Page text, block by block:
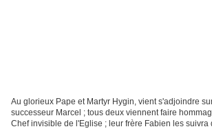
Au glorieux Pape et Martyr Hygin, vient s'adjoindre
successeur Marcel ; tous deux viennent faire
Chef invisible de l'Eglise ; leur frère Fabien les suivra